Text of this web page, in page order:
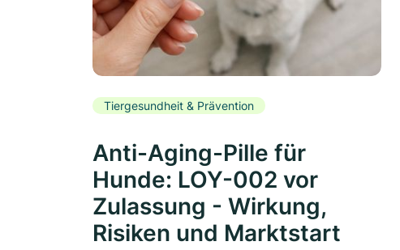
Tiergesundheit & Prävention
Anti-Aging-Pille für
Hunde: LOY-002 vor
Zulassung - Wirkung,
Risiken und Marktstart